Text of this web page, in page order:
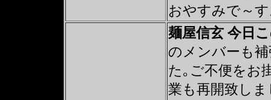
おやすみで～
麺屋信玄 今日
のメンバーも
た｡ご不便をお
業も再開致し